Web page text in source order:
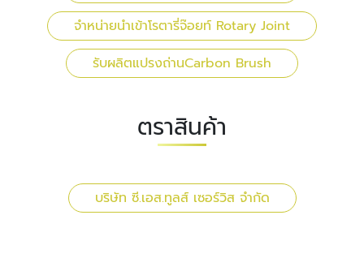
จำหน่ายนำเข้าโรตารี่จ๊อยท์ Rotary Joint
รับผลิตแปรงถ่านCarbon Brush
ตราสินค้า
บริษัท ซี.เอส.ทูลส์ เซอร์วิส จำกัด